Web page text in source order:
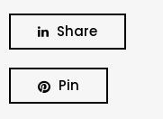
Share
Pin